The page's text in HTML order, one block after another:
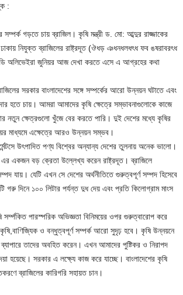
:
সম্পর্ক গড়তে চায় ব্রাজিল। কৃষি মন্ত্রী ড. মো: আব্দুর রাজ্জাকের
ঢাকায় নিযুক্ত ব্রাজিলের রাষ্ট্রদূত (ঔধড় ঞধনধলধৎধ ফব ঙষরাবরৎধ
অলিভেইরা জুনিয়র আজ দেখা করতে এসে এ আগ্রহের কথা
সরকার বাংলাদেশের সঙ্গে সম্পর্কের আরো উন্নয়ন ঘটাতে এবং
হতে চায়। আমরা আমাদের কৃষি ক্ষেত্রে সম্ভাবনাগুলোকে কাজে
নতুন ক্ষেত্রগুলো খুঁজে বের করতে পারি। দুই দেশের মধ্যে কৃষির
মাধ্যমে এক্ষেত্রে আরও উন্নয়ন সম্ভব।
উৎপাদিত পণ্য বিশ্বের অন্যান্য দেশের তুলনায় অনেক ভালো।
এর একজন বড় ক্রেতা উল্লেখ্য করেন রাষ্ট্রদূত। ব্রাজিলে
যায়। যেটি এখন সে দেশের অর্থনীতিতে গুরুত্বপূর্ণ সম্পদ হিসেবে
গরু দিনে ১০০ লিটার পর্যন্ত দুধ দেয় এবং প্রতি কিলোগ্রাম মাংস
সর্ম্পকিত পারস্পরিক অভিজ্ঞতা বিনিময়ের ওপর গুরুত্বারোপ করে
ও বন্ধুত্বপূর্ণ সম্পর্ক আরো সুদৃঢ় হবে। কৃষি উন্নয়নে
ব্যাপারে তাদের অবহিত করেন। এখন আমাদের পুষ্টিকর ও নিরাপদ
হয়েছে। সরকার এ লক্ষ্যে কাজ করে যাচ্ছে। বাংলাদেশের কৃষি
ব্রাজিলের কারিগরি সহায়ত চান।